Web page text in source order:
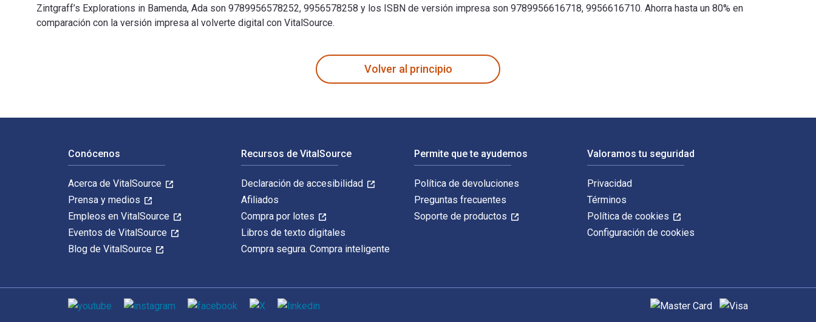
Zintgraff’s Explorations in Bamenda, Ada son 9789956578252, 9956578258 y los ISBN de versión impresa son 9789956616718, 9956616710. Ahorra hasta un 80% en
comparación con la versión impresa al volverte digital con VitalSource.
Volver al principio
Conócenos
Acerca de VitalSource
Prensa y medios
Empleos en VitalSource
Eventos de VitalSource
Blog de VitalSource
Recursos de VitalSource
Declaración de accesibilidad
Afiliados
Compra por lotes
Libros de texto digitales
Compra segura. Compra inteligente
Permite que te ayudemos
Política de devoluciones
Preguntas frecuentes
Soporte de productos
Valoramos tu seguridad
Privacidad
Términos
Política de cookies
Configuración de cookies
Medios de comunicación social Métodos de pago admitidos